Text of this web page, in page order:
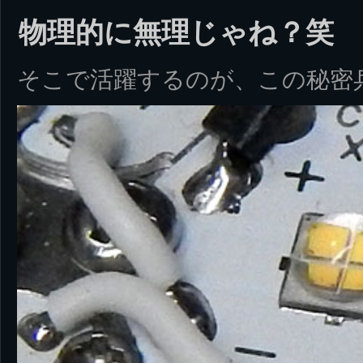
物理的に無理じゃね？笑
そこで活躍するのが、この秘密